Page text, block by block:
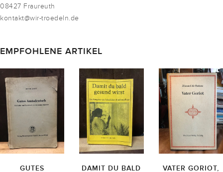
08427 Fraureuth
kontakt@wir-troedeln.de
EMPFOHLENE ARTIKEL
GUTES
DAMIT DU BALD
VATER GORIOT,